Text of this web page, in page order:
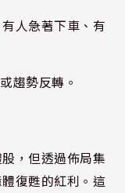
人急著下車、有
趨勢反轉。
，但透過佈局集
體復甦的紅利。這